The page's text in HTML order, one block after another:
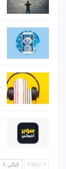
التالي